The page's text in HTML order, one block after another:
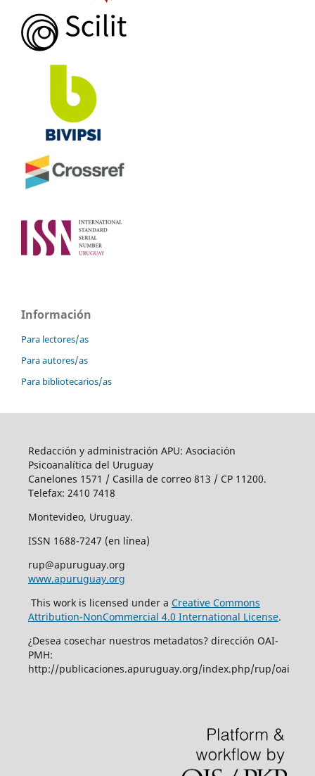
Información
Para lectores/as
Para autores/as
Para bibliotecarios/as
Redacción y administración APU: Asociación
Psicoanalítica del Uruguay
Canelones 1571 / Casilla de correo 813 / CP 11200.
Telefax: 2410 7418
Montevideo, Uruguay.
ISSN 1688-7247 (en línea)
rup@apuruguay.org
www.apuruguay.org
This work is licensed under a Creative Commons
Attribution-NonCommercial 4.0 International License.
¿Desea cosechar nuestros metadatos? dirección OAI-
PMH:
http://publicaciones.apuruguay.org/index.php/rup/oai